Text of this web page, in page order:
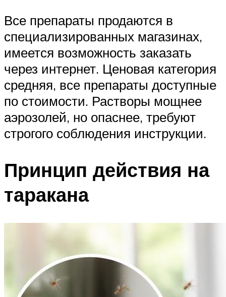
Все препараты продаются в
специализированных магазинах,
имеется возможность заказать
через интернет. Ценовая категория
средняя, все препараты доступные
по стоимости. Растворы мощнее
аэрозолей, но опаснее, требуют
строгого соблюдения инструкции.
Принцип действия на
таракана